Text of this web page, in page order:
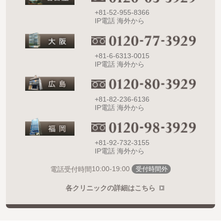
+81-52-955-8366
IP電話 海外から
+81-6-6313-0015
IP電話 海外から
+81-82-236-6136
IP電話 海外から
+81-92-732-3155
IP電話 海外から
電話受付時間10:00-19:00 受付時間外
各クリニックの詳細はこちら